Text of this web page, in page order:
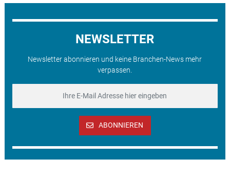
NEWSLETTER
Newsletter abonnieren und keine Branchen-News mehr
verpassen.
ABONNIEREN